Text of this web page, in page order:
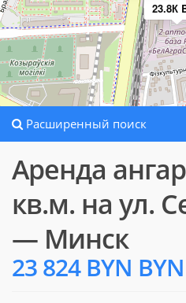
23.8К
Расширенный поиск
Аренда
кв.м. на ул.
— Минск
23 824 BYN